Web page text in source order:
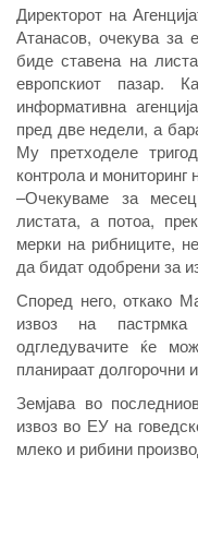
Директорот на
Атанасов, очекува за
биде ставена на
европскиот пазар.
информативна
пред две недели, а
Му претходеле
контрола и мониторинг
–Очекуваме за
листата, а потоа,
мерки на рибниците,
да бидат одобрени за
Според него, откако
извоз на
одгледувачите ќе
планираат долгорочни
Земјава во
извоз во ЕУ на
млеко и рибини